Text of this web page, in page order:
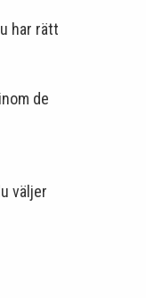
har rätt
de
väljer